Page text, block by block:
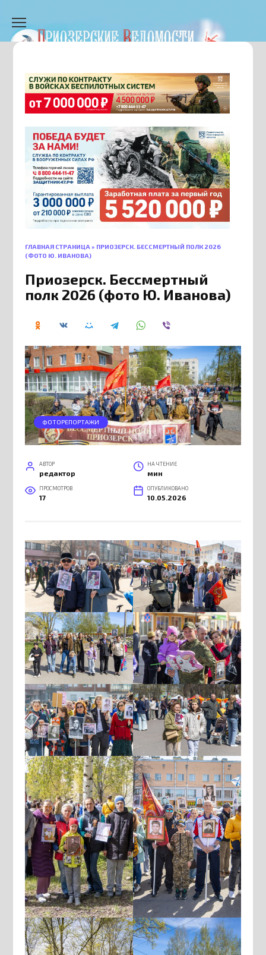
содержанию
ГЛАВНАЯ СТРАНИЦА » ПРИОЗЕРСК. БЕССМЕРТНЫЙ ПОЛК 2026
(ФОТО Ю. ИВАНОВА)
Приозерск. Бессмертный
полк 2026 (фото Ю. Иванова)
ФОТОРЕПОРТАЖИ
АВТОР
редактор
НА ЧТЕНИЕ
мин
ПРОСМОТРОВ
17
ОПУБЛИКОВАНО
10.05.2026